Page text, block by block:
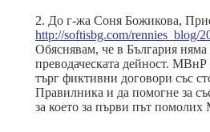
2. До г-жа Соня Божикова,
http://softisbg.com/rennies_blog/
Обяснявам, че в България
преводаческата дейност.
търг фиктивни договори със
Правилника и да помогне за
за което за първи път